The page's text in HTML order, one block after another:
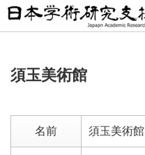
須玉美術館
名前 須玉美術館